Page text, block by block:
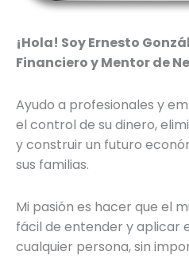
¡Hola! Soy Ernesto
Financiero y Mentor de
Ayudo a profesionales y
el control de su dinero,
y construir un futuro
sus familias.
Mi pasión es hacer que el
fácil de entender y aplicar
cualquier persona, sin